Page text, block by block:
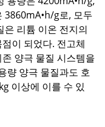
3860mA•h/g로, 모두
은 리튬 이온 전지의
이 되었다. 전고체
양극 물질 시스템을
량 양극 물질과도 호
이상에 이를 수 있